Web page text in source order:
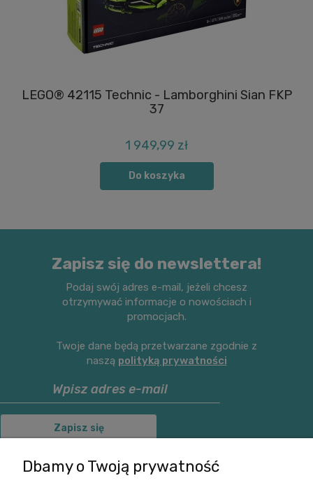
LEGO® 42115 Technic - Lamborghini Sian FKP
37
1 949,99 zł
Do koszyka
Zapisz się do newslettera!
Podaj swój adres e-mail, jeżeli chcesz
otrzymywać informacje o nowościach i
promocjach.
Twoje dane będą przetwarzane zgodnie z
naszą polityką prywatności
Zapisz się
Dbamy o Twoją prywatność